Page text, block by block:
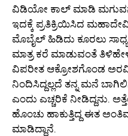
ವಿಡಿಯೋ ಕಾಲ್ ಮಾಡಿ
ಇದಕ್ಕೆ ಪ್ರತಿಕ್ರಿಯಿಸಿದ
ಮೊಬೈಲ್ ಹಿಡಿದು ಕೂರಲು
ಮಾತ್ರ ಕರೆ ಮಾಡುವಂತೆ
ವಿಪರೀತ ಆಕ್ರೋಶಗೊಂಡ
ನಿಂದಿಸಿದ್ದಲ್ಲದೆ ತನ್ನ ಮನೆ
ಎಂದು ಎಚ್ಚರಿಕೆ ನೀಡಿದ್ದನು.
ಹೊಂಚು ಹಾಕುತ್ತಿದ್ದ ಈತ
ಮಾಡಿದ್ದಾನೆ.